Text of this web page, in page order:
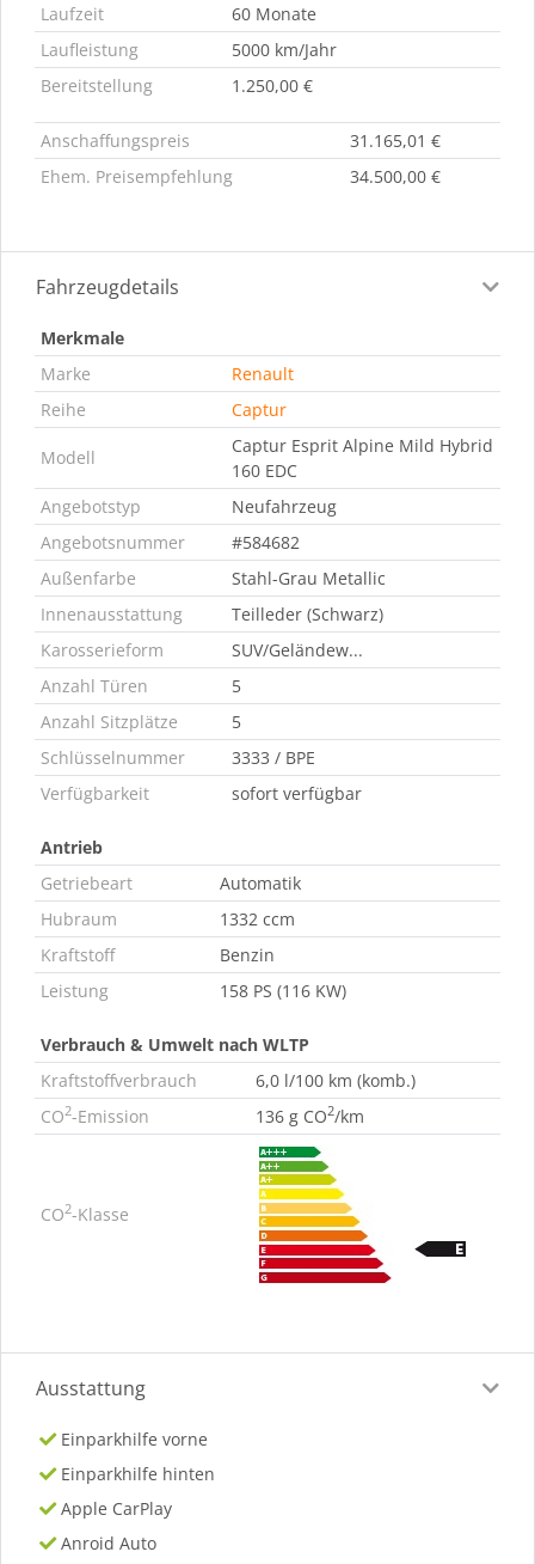
Laufzeit
60 Monate
Laufleistung
5000 km/Jahr
Bereitstellung
1.250,00 €
Anschaffungspreis
31.165,01 €
Ehem. Preisempfehlung
34.500,00 €
Fahrzeugdetails
Merkmale
Marke
Renault
Reihe
Captur
Modell
Captur Esprit Alpine Mild Hybrid
160 EDC
Angebotstyp
Neufahrzeug
Angebotsnummer
#584682
Außenfarbe
Stahl-Grau Metallic
Innenausstattung
Teilleder (Schwarz)
Karosserieform
SUV/Geländew...
Anzahl Türen
5
Anzahl Sitzplätze
5
Schlüsselnummer
3333 / BPE
Verfügbarkeit
sofort verfügbar
Antrieb
Getriebeart
Automatik
Hubraum
1332 ccm
Kraftstoff
Benzin
Leistung
158 PS (116 KW)
Verbrauch & Umwelt nach WLTP
Kraftstoffverbrauch
6,0 l/100 km (komb.)
CO2-Emission 136 g CO2/km
CO2-Klasse
Ausstattung
Einparkhilfe vorne
Einparkhilfe hinten
Apple CarPlay
Anroid Auto